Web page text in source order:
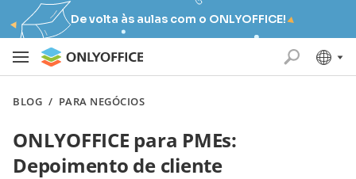
De volta às aulas com o ONLYOFFICE!
BLOG / PARA NEGÓCIOS
ONLYOFFICE para PMEs:
Depoimento de cliente